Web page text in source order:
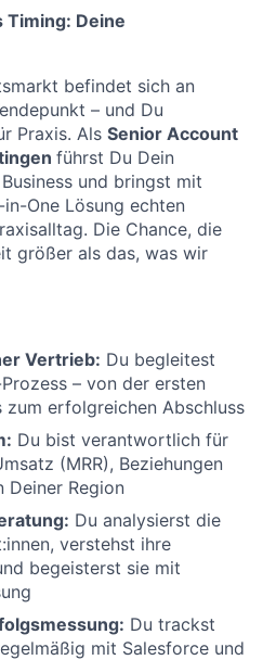
Deine
befindet sich an
– und Du
Praxis. Als Senior Account
führst Du Dein
und bringst mit
One Lösung echten
Die Chance, die
größer als das, was wir
Vertrieb: Du begleitest
– von der ersten
zum erfolgreichen Abschluss
Du bist verantwortlich für
(MRR), Beziehungen
Deiner Region
Du analysierst die
verstehst ihre
begeisterst sie mit
Du trackst
mit Salesforce und